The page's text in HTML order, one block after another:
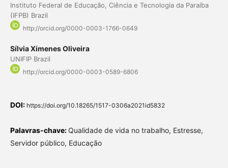
Instituto Federal de Educação, Ciência e Tecnologia da Paraíba
(IFPB) Brazil
http://orcid.org/0000-0003-1766-0649
Sílvia Ximenes Oliveira
UNIFIP Brazil
http://orcid.org/0000-0003-0589-6806
DOI: https://doi.org/10.18265/1517-0306a2021id5832
Palavras-chave: Qualidade de vida no trabalho, Estresse,
Servidor público, Educação